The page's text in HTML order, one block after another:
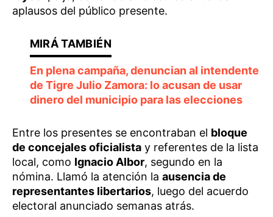
aplausos del público presente.
En plena campaña, denuncian al intendente
de Tigre Julio Zamora: lo acusan de usar
dinero del municipio para las elecciones
Entre los presentes se encontraban el bloque
de concejales oficialista y referentes de la lista
local, como Ignacio Albor, segundo en la
nómina. Llamó la atención la ausencia de
representantes libertarios, luego del acuerdo
electoral anunciado semanas atrás.